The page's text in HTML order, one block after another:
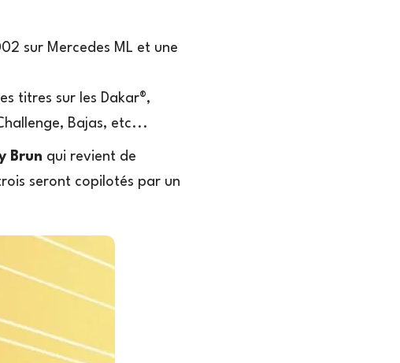
sur Mercedes ML et une
titres sur les Dakar®,
Bajas, etc...
Brun qui revient de
seront copilotés par un